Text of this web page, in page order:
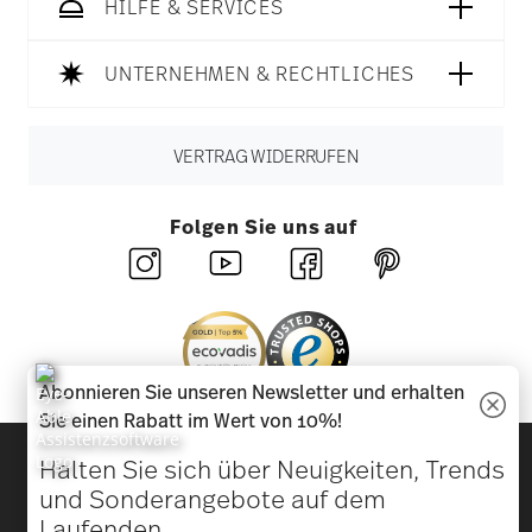
HILFE & SERVICES
UNTERNEHMEN & RECHTLICHES
VERTRAG WIDERRUFEN
Folgen Sie uns auf
Entdecken Sie unsere Marken
Design & Funktionalität für Ihr Zuhause
Abonnieren Sie unseren Newsletter und erhalten
Sie einen Rabatt im Wert von 10%!
Halten Sie sich über Neuigkeiten, Trends
und Sonderangebote auf dem